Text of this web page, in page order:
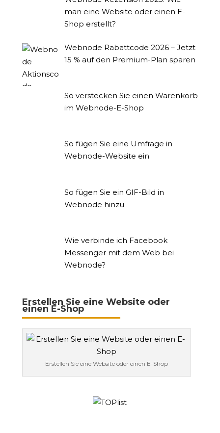
man eine Website oder einen E-
Shop erstellt?
Webnode Rabattcode 2026 – Jetzt
15 % auf den Premium-Plan sparen
So verstecken Sie einen Warenkorb
im Webnode-E-Shop
So fügen Sie eine Umfrage in
Webnode-Website ein
So fügen Sie ein GIF-Bild in
Webnode hinzu
Wie verbinde ich Facebook
Messenger mit dem Web bei
Webnode?
Erstellen Sie eine Website oder
einen E-Shop
Erstellen Sie eine Website oder einen E-Shop